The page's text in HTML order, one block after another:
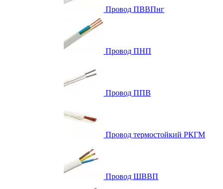
Провод ПВВПнг
Провод ПНП
Провод ППВ
Провод термостойкий РКГМ
Провод ШВВП